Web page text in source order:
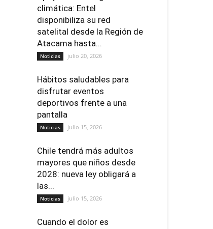
climática: Entel
disponibiliza su red
satelital desde la Región de
Atacama hasta...
Noticias julio 20, 2026
Hábitos saludables para
disfrutar eventos
deportivos frente a una
pantalla
Noticias julio 15, 2026
Chile tendrá más adultos
mayores que niños desde
2028: nueva ley obligará a
las...
Noticias julio 15, 2026
Cuando el dolor es